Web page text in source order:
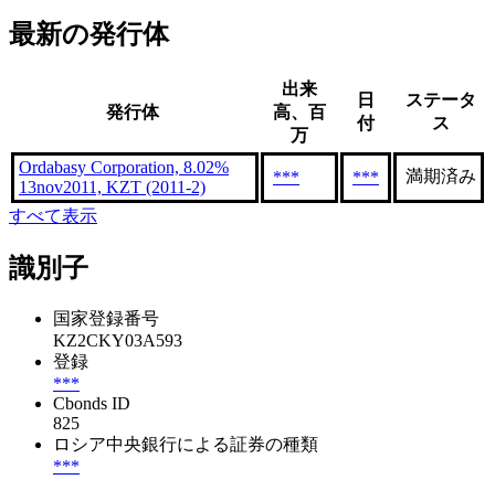
最新の発行体
発行体
出来
高、百
万
日
付
ステータ
ス
Ordabasy Corporation, 8.02%
13nov2011, KZT (2011-2)
*** *** 満期済み
すべて表示
識別子
国家登録番号
KZ2CKY03A593
登録
***
Cbonds ID
825
ロシア中央銀行による証券の種類
***